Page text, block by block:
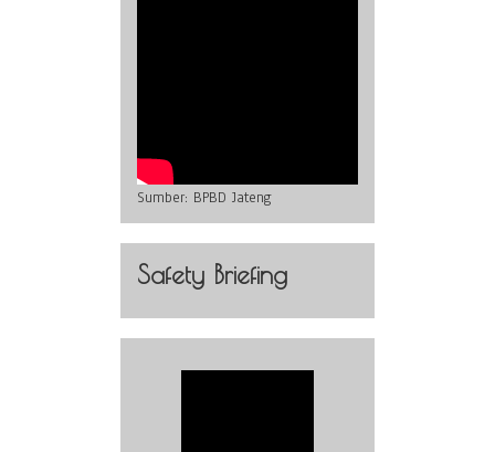
Sumber: BPBD Jateng
Safety Briefing